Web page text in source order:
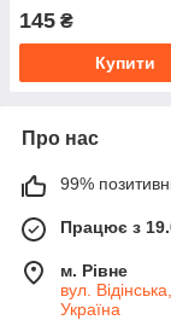
145 ₴
Купити
Про нас
99%
Працює з
м. Рівне
вул.
Україна